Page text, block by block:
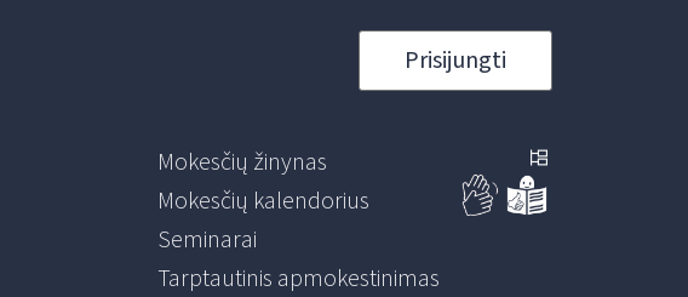
Prisijungti
Mokesčių žinynas
Mokesčių kalendorius
Seminarai
Tarptautinis apmokestinimas